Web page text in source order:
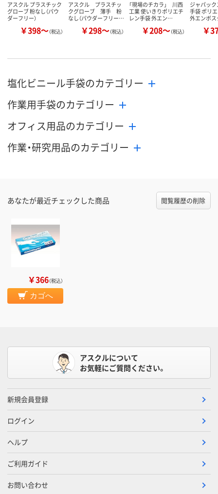
アスクル プラスチック
グローブ 粉なし（パウ
ダーフリー）
￥398～（税込）
アスクル プラスチッ
クグローブ 薄手 粉
なし（パウダーフリー…
￥298～（税込）
「現場のチカラ」 川西
工業 使いきりポリエチ
レン手袋 外エン…
￥208～（税込）
ジャパッ
手袋 ポリ
外エンボ
￥
塩化ビニール手袋のカテゴリー
作業用手袋のカテゴリー
オフィス用品のカテゴリー
作業・研究用品のカテゴリー
あなたが最近チェックした商品 閲覧履歴の削除
￥366（税込）
カゴへ
アスクルについて
お気軽にご質問ください。
新規会員登録
ログイン
ヘルプ
ご利用ガイド
お問い合わせ